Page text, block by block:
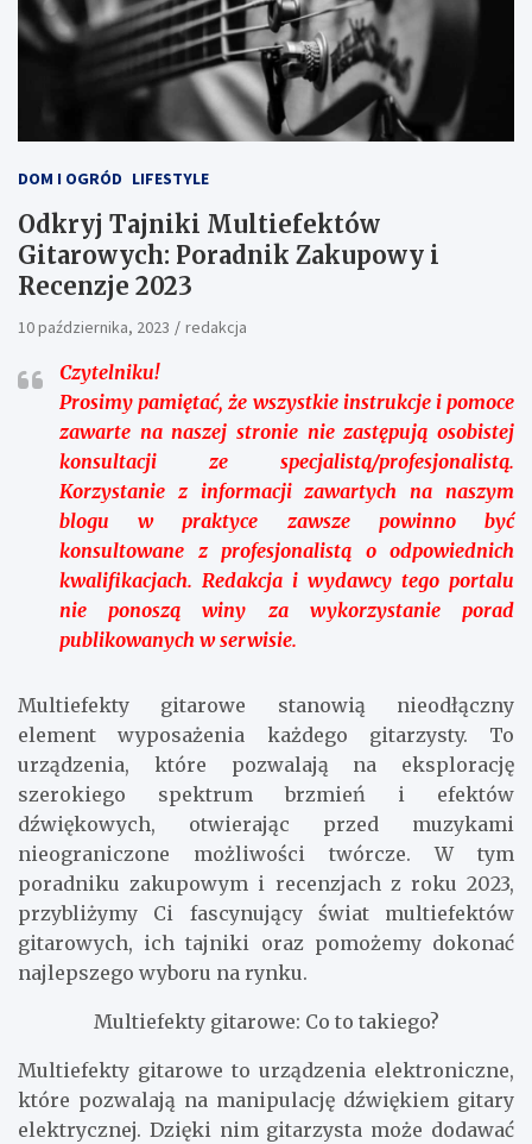
DOM I OGRÓD LIFESTYLE
Odkryj Tajniki Multiefektów
Gitarowych: Poradnik Zakupowy i
Recenzje 2023
10 października, 2023 redakcja
Czytelniku!
Prosimy pamiętać, że wszystkie instrukcje i pomoce
zawarte na naszej stronie nie zastępują osobistej
konsultacji ze specjalistą/profesjonalistą.
Korzystanie z informacji zawartych na naszym
blogu w praktyce zawsze powinno być
konsultowane z profesjonalistą o odpowiednich
kwalifikacjach. Redakcja i wydawcy tego portalu
nie ponoszą winy za wykorzystanie porad
publikowanych w serwisie.
Multiefekty gitarowe stanowią nieodłączny
element wyposażenia każdego gitarzysty. To
urządzenia, które pozwalają na eksplorację
szerokiego spektrum brzmień i efektów
dźwiękowych, otwierając przed muzykami
nieograniczone możliwości twórcze. W tym
poradniku zakupowym i recenzjach z roku 2023,
przybliżymy Ci fascynujący świat multiefektów
gitarowych, ich tajniki oraz pomożemy dokonać
najlepszego wyboru na rynku.
Multiefekty gitarowe: Co to takiego?
Multiefekty gitarowe to urządzenia elektroniczne,
które pozwalają na manipulację dźwiękiem gitary
elektrycznej. Dzięki nim gitarzysta może dodawać